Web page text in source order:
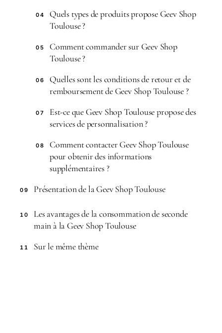
04
Quels types de produits propose Geev Shop
Toulouse ?
05
Comment commander sur Geev Shop
Toulouse ?
06
Quelles sont les conditions de retour et de
remboursement de Geev Shop Toulouse ?
07
Est-ce que Geev Shop Toulouse propose des
services de personnalisation ?
08
Comment contacter Geev Shop Toulouse
pour obtenir des informations
supplémentaires ?
09 Présentation de la Geev Shop Toulouse
10
Les avantages de la consommation de seconde
main à la Geev Shop Toulouse
11 Sur le même thème